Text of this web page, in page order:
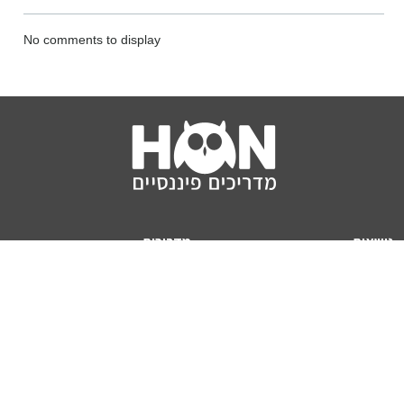
No comments to display
נושאים
מדריכים